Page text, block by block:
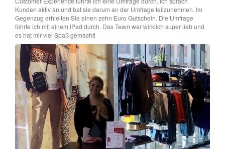
Kunden aktiv an und bat sie darum an der Umfrage teilzunehmen. Im
Gegenzug erhielten Sie einen zehn Euro Gutschein. Die Umfrage
führte ich mit einem IPad durch. Das Team war wirklich super lieb und
es hat mir viel Spaß gemacht!